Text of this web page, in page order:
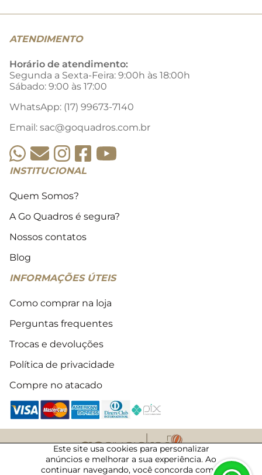
ATENDIMENTO
Horário de atendimento:
Segunda a Sexta-Feira: 9:00h às 18:00h
Sábado: 9:00 às 17:00
WhatsApp: (17) 99673-7140
Email: sac@goquadros.com.br
INSTITUCIONAL
Quem Somos?
A Go Quadros é segura?
Nossos contatos
Blog
INFORMAÇÕES ÚTEIS
Como comprar na loja
Perguntas frequentes
Trocas e devoluções
Política de privacidade
Compre no atacado
2018 - 2026 © Todos os direitos reservados
Este site usa cookies para personalizar
anúncios e melhorar a sua experiência. Ao
continuar navegando, você concorda com a